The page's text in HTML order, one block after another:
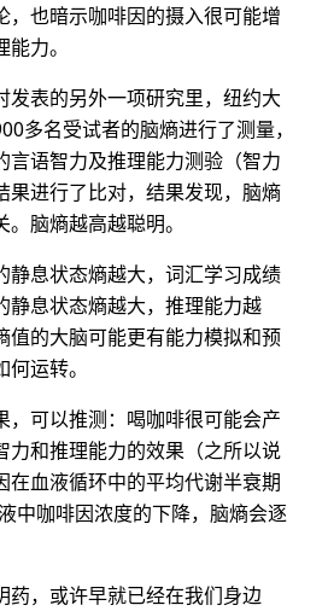
，也暗示咖啡因的摄入很可能增
力。
发表的另外一项研究里，纽约大
多名受试者的脑熵进行了测量，
言语智力及推理能力测验（智力
果进行了比对，结果发现，脑熵
脑熵越高越聪明。
静息状态熵越大，词汇学习成绩
静息状态熵越大，推理能力越
值的大脑可能更有能力模拟和预
运转。
，可以推测：喝咖啡很可能会产
力和推理能力的效果（之所以说
在血液循环中的平均代谢半衰期
中咖啡因浓度的下降，脑熵会逐
药，或许早就已经在我们身边